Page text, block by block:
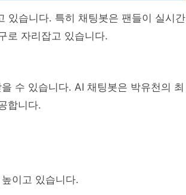
있습니다. 특히 채팅봇은 팬들이 실시간
로 자리잡고 있습니다.
수 있습니다. AI 채팅봇은 박유천의 최
합니다.
이고 있습니다.